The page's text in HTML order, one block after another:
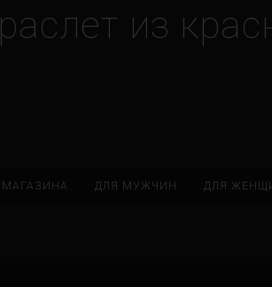
из
ДЛЯ МУЖЧИН ДЛЯ